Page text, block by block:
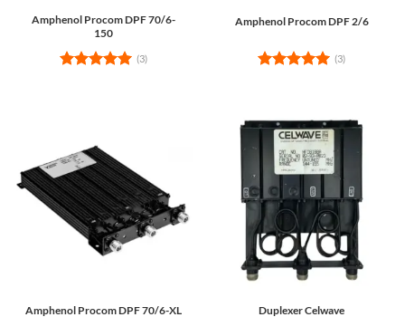
Amphenol Procom DPF 70/6-
150
(3)
Amphenol Procom DPF 2/6
(3)
Amphenol Procom DPF 70/6-XL Duplexer Celwave